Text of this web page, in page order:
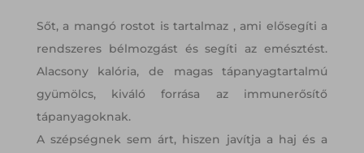
Sőt, a mangó rostot is tartalmaz , ami elősegíti a
rendszeres bélmozgást és segíti az emésztést.
Alacsony kalória, de magas tápanyagtartalmú
gyümölcs, kiváló forrása az immunerősítő
tápanyagoknak.
A szépségnek sem árt, hiszen javítja a haj és a